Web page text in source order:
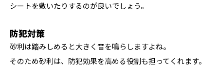
シートを敷いたりするのが良いでしょう。
防犯対策
砂利は踏みしめると大きく音を鳴らしますよね。
そのため砂利は、防犯効果を高める役割も担ってくれます。